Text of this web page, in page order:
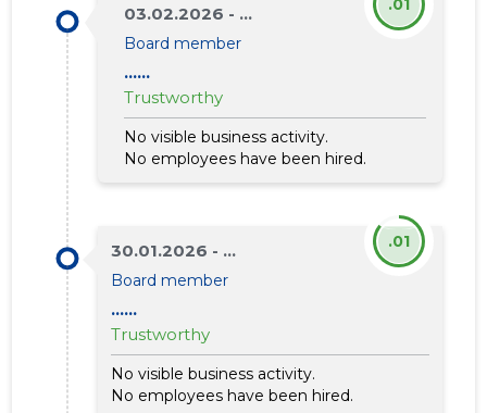
03.02.2026 - ...
Board member
......
Trustworthy
No visible business activity.
No employees have been hired.
.01
30.01.2026 - ...
Board member
......
Trustworthy
No visible business activity.
No employees have been hired.
.01